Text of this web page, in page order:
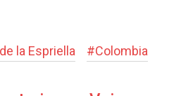
la Espriella #Colombia